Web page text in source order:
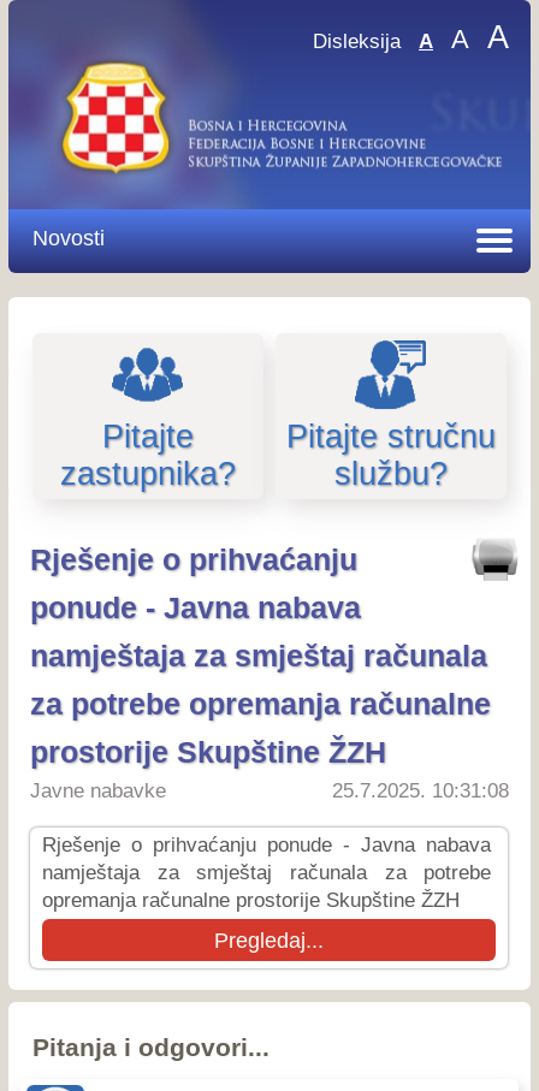
Disleksija A A A
Novosti
Pitajte
zastupnika?
Pitajte stručnu
službu?
Rješenje o prihvaćanju
ponude - Javna nabava
namještaja za smještaj računala
za potrebe opremanja računalne
prostorije Skupštine ŽZH
Javne nabavke 25.7.2025. 10:31:08
Rješenje o prihvaćanju ponude - Javna nabava
namještaja za smještaj računala za potrebe
opremanja računalne prostorije Skupštine ŽZH
Pregledaj...
Pitanja i odgovori...